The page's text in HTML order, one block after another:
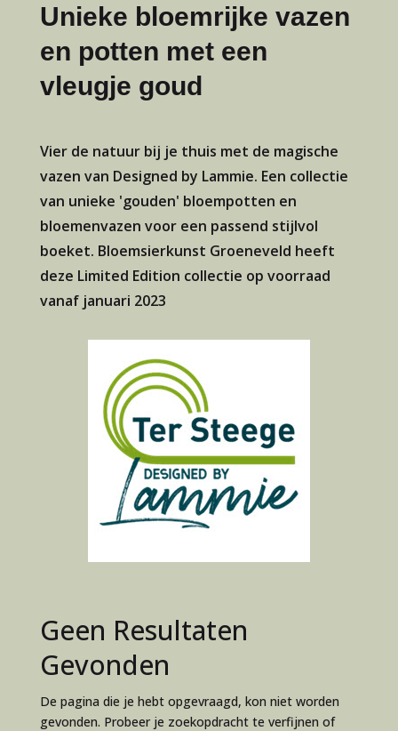
Unieke bloemrijke vazen
en potten met een
vleugje goud
Vier de natuur bij je thuis met de magische
vazen van Designed by Lammie. Een collectie
van unieke 'gouden' bloempotten en
bloemenvazen voor een passend stijlvol
boeket. Bloemsierkunst Groeneveld heeft
deze Limited Edition collectie op voorraad
vanaf januari 2023
Geen Resultaten
Gevonden
De pagina die je hebt opgevraagd, kon niet worden
gevonden. Probeer je zoekopdracht te verfijnen of